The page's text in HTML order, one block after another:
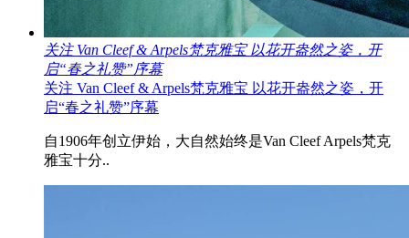
关注 Van Cleef & Arpels梵克雅宝 以花开盎然之姿，开
启“春之礼赞”序幕
关注 Van Cleef & Arpels梵克雅宝 以花开盎然之姿，开
启“春之礼赞”序幕
自1906年创立伊始，大自然始终是Van Cleef Arpels梵克
雅宝十分..